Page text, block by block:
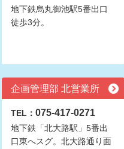
地下鉄烏丸御池駅5番出口
徒歩3分。
企画管理部 北営業所
TEL： 075-417-0271
地下鉄「北大路駅」5番出
口東へスグ。北大路通り面